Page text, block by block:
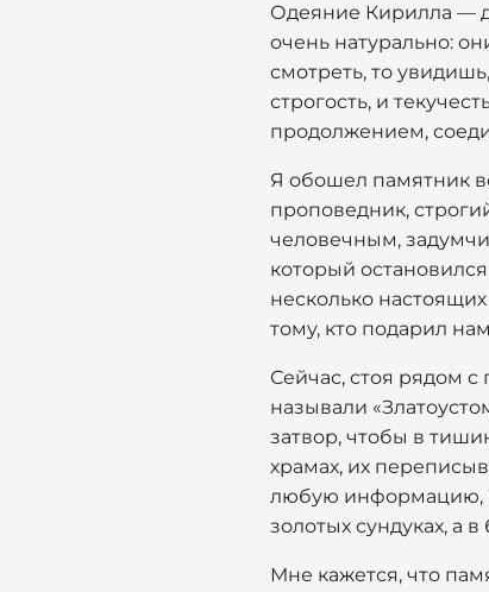
Одеяние Кирилла —
очень натурально:
смотреть, то
строгость, и
продолжением,
Я обошел памятник
проповедник,
человечным,
который
несколько
тому, кто подарил
Сейчас, стоя рядом с
называли
затвор, чтобы в
храмах, их
любую информацию,
золотых сундуках, а
Мне кажется, что